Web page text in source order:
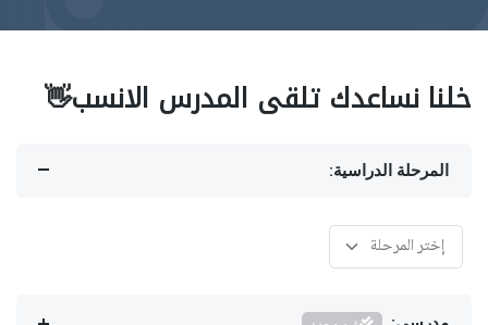
خلنا نساعدك تلقى المدرس الانسب👋
المرحلة الدراسية: